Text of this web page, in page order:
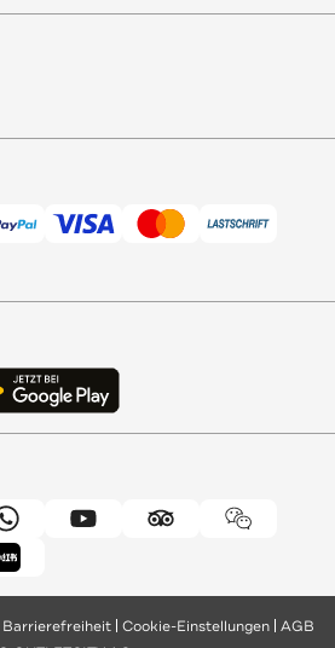
Barrierefreiheit Cookie-Einstellungen AGB